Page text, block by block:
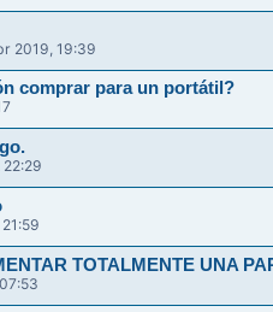
2019, 19:39
comprar para un portátil?
22:29
TOTALMENTE UNA